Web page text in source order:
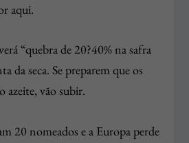
aqui.
“quebra de 20?40% na safra
da seca. Se preparem que os
azeite, vão subir.
20 nomeados e a Europa perde